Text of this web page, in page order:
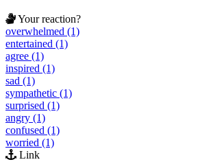
Your reaction?
overwhelmed (1)
entertained (1)
agree (1)
inspired (1)
sad (1)
sympathetic (1)
surprised (1)
angry (1)
confused (1)
worried (1)
Link